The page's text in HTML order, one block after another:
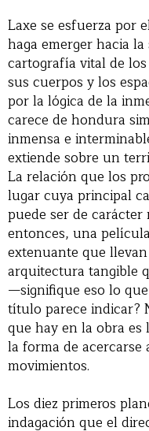
Laxe se esfuerza por
haga emerger hacia
cartografía vital de
sus cuerpos y los
por la lógica de la
carece de hondura
inmensa e
extiende sobre un
La relación que los
lugar cuya principal
puede ser de carácter
entonces, una
extenuante que
arquitectura tangible
—signifique eso lo
título parece indicar?
que hay en la obra
la forma de acercarse
movimientos.
Los diez primeros
indagación que el